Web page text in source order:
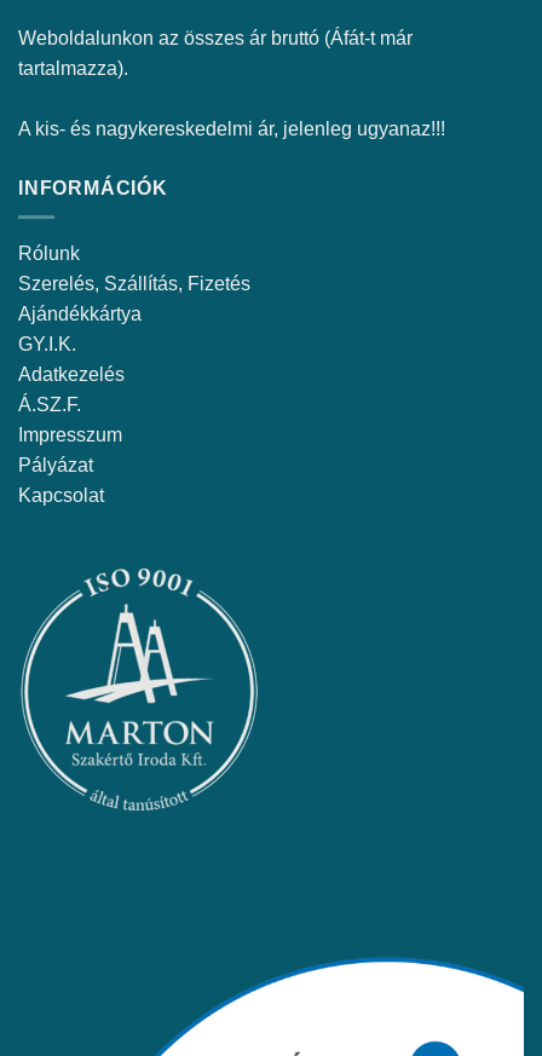
Weboldalunkon az összes ár bruttó (Áfát-t már
tartalmazza).
A kis- és nagykereskedelmi ár, jelenleg ugyanaz!!!
INFORMÁCIÓK
Rólunk
Szerelés, Szállítás, Fizetés
Ajándékkártya
GY.I.K.
Adatkezelés
Á.SZ.F.
Impresszum
Pályázat
Kapcsolat